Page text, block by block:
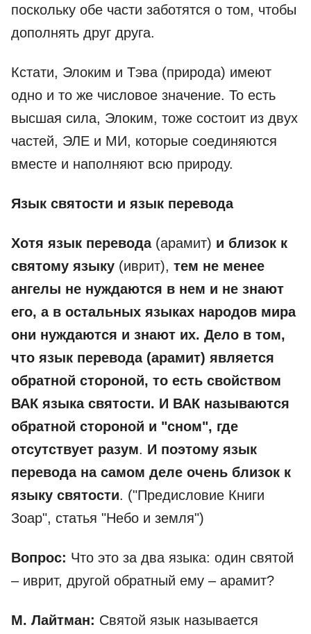
поскольку обе части заботятся о том, чтобы
дополнять друг друга.
Кстати, Элоким и Тэва (природа) имеют
одно и то же числовое значение. То есть
высшая сила, Элоким, тоже состоит из двух
частей, ЭЛЕ и МИ, которые соединяются
вместе и наполняют всю природу.
Язык святости и язык перевода
Хотя язык перевода(арамит) и близок к
святому языку (иврит), тем не менее
ангелы не нуждаются в нем и не знают
его, а в остальных языках народов мира
они нуждаются и знают их. Дело в том,
что язык перевода (арамит) является
обратной стороной, то есть свойством
ВАК языка святости. И ВАК называются
обратной стороной и "сном", где
отсутствует разум. И поэтому язык
перевода на самом деле очень близок к
языку святости. ("Предисловие Книги
Зоар", статья "Небо и земля")
Вопрос: Что это за два языка: один святой
– иврит, другой обратный ему – арамит?
М. Лайтман: Святой язык называется